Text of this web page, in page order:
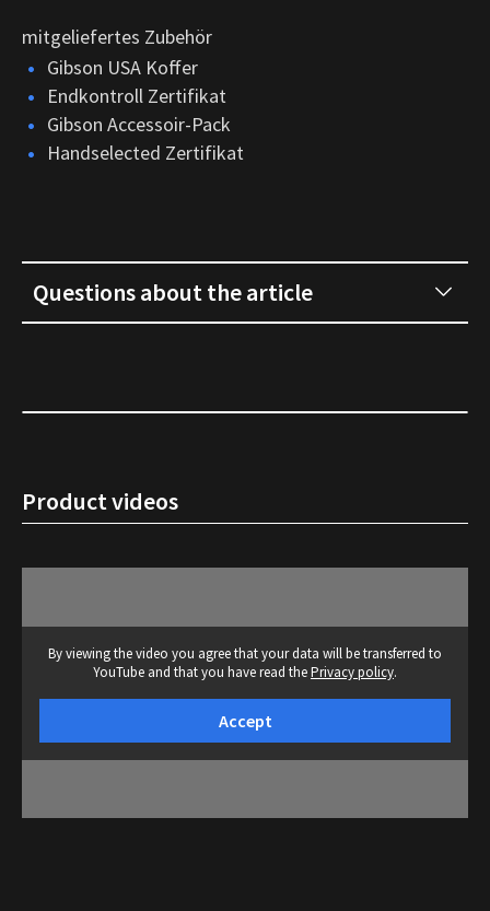
mitgeliefertes Zubehör
Gibson USA Koffer
Endkontroll Zertifikat
Gibson Accessoir-Pack
Handselected Zertifikat
Questions about the article
Product videos
By viewing the video you agree that your data will be transferred to
YouTube and that you have read thePrivacy policy.
Accept